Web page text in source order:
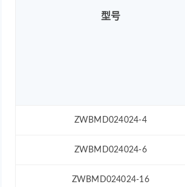
型号
ZWBMD024024-4
ZWBMD024024-6
ZWBMD024024-16